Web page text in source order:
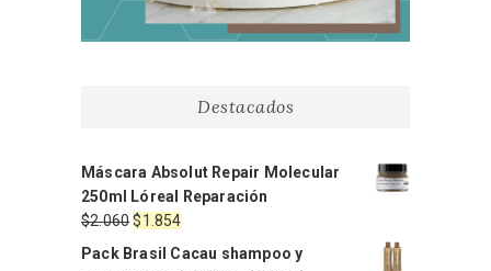
Destacados
Máscara Absolut Repair Molecular
250ml Lóreal Reparación
$2.060El
precio
$1.854El
Pack Brasil Cacau shampoo y